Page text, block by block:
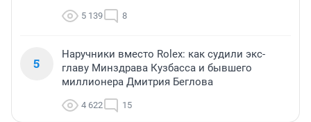
5 139 8
5
Наручники вместо Rolex: как судили экс-
главу Минздрава Кузбасса и бывшего
миллионера Дмитрия Беглова
4 622 15